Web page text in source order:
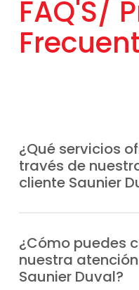
FAQ'S/
¿Qué servicios
través de
cliente Saunier
solicitudes de
sobre garantías y
tus equipos Saunier
¿Cómo puedes
nuestra
Saunier Duval?